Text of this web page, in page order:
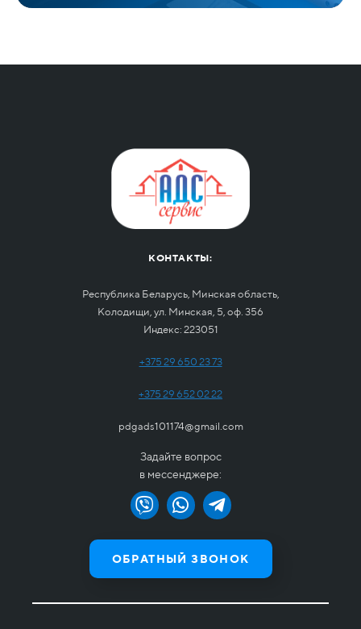
КОНТАКТЫ:
Республика Беларусь, Минская область,
Колодищи, ул. Минская, 5, оф. 356
Индекс: 223051
+375 29 650 23 73
+375 29 652 02 22
pdgads101174@gmail.com
Задайте вопрос
в мессенджере:
ОБРАТНЫЙ ЗВОНОК